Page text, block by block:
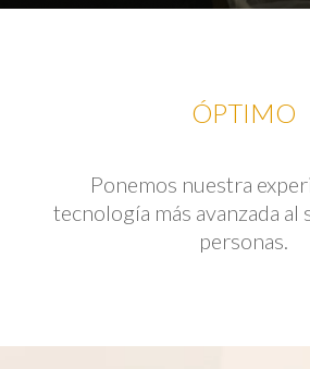
ÓPTIMO
Ponemos nuestra
tecnología más avanzada al
personas.